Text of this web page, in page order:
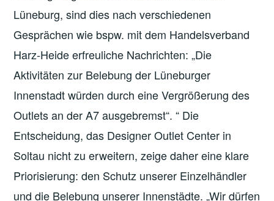
Lüneburg, sind dies nach verschiedenen
Gesprächen wie bspw. mit dem Handelsverband
Harz-Heide erfreuliche Nachrichten: „Die
Aktivitäten zur Belebung der Lüneburger
Innenstadt würden durch eine Vergrößerung des
Outlets an der A7 ausgebremst“. “ Die
Entscheidung, das Designer Outlet Center in
Soltau nicht zu erweitern, zeige daher eine klare
Priorisierung: den Schutz unserer Einzelhändler
und die Belebung unserer Innenstädte. „Wir dürfen